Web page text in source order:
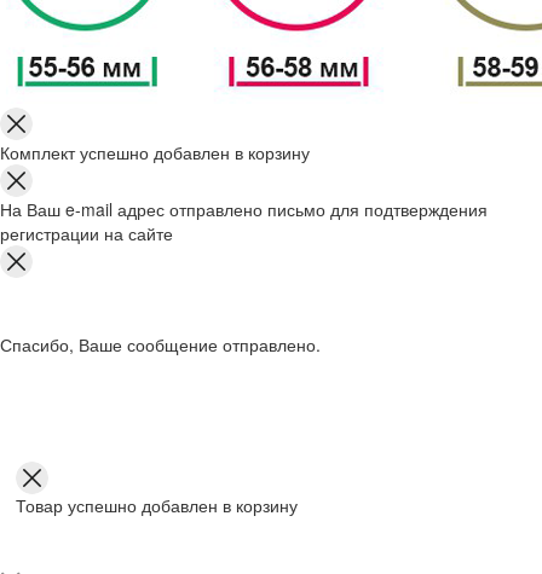
Комплект успешно добавлен в корзину
На Ваш e-mail адрес отправлено письмо для подтверждения
регистрации на сайте
Спасибо, Ваше сообщение отправлено.
Товар успешно добавлен в корзину